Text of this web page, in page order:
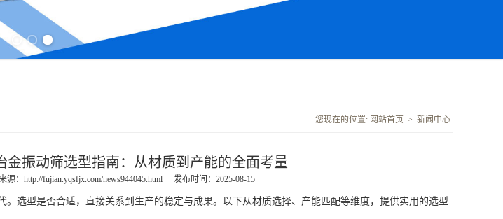
您现在的位置: 网站首页 > 新闻中心
金振动筛选型指南：从材质到产能的全面考量
源： http://fujian.yqsfjx.com/news944045.html 发布时间：2025-08-15
选型是否合适，直接关系到生产的稳定与成果。以下从材质选择、产能匹配等维度，提供实用的选型